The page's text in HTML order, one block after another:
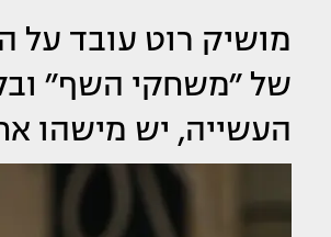
מושיק רוט עובד על
של ״משחקי השף״
העשייה, יש מישהו